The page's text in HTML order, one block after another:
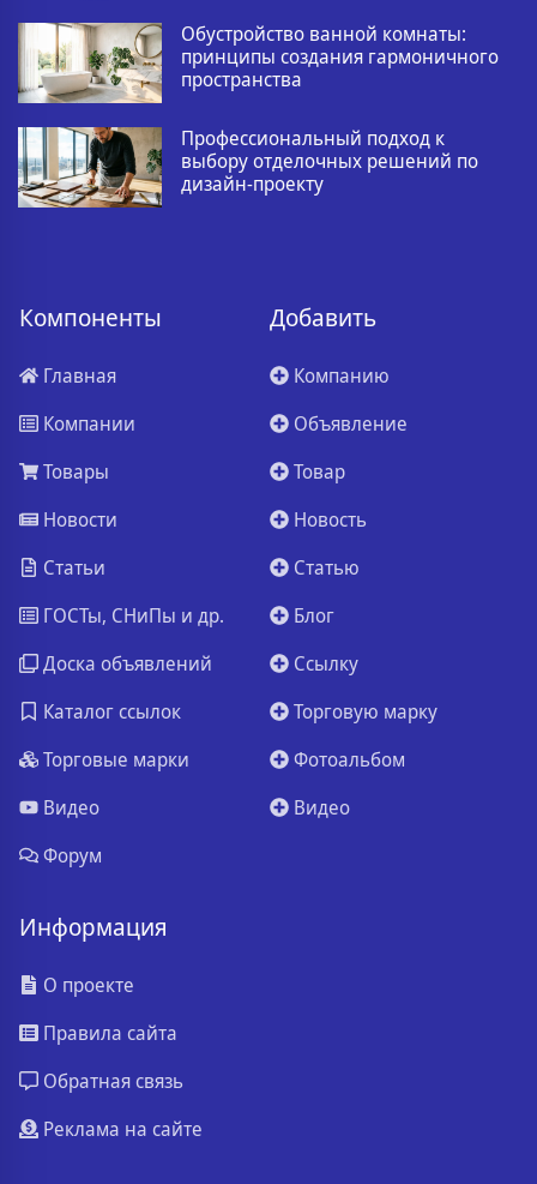
Обустройство ванной комнаты:
принципы создания гармоничного
пространства
Профессиональный подход к
выбору отделочных решений по
дизайн-проекту
Компоненты
Главная
Компании
Товары
Новости
Статьи
ГОСТы, СНиПы и др.
Доска объявлений
Каталог ссылок
Торговые марки
Видео
Форум
Добавить
Компанию
Объявление
Товар
Новость
Статью
Блог
Ссылку
Торговую марку
Фотоальбом
Видео
Информация
О проекте
Правила сайта
Обратная связь
Реклама на сайте